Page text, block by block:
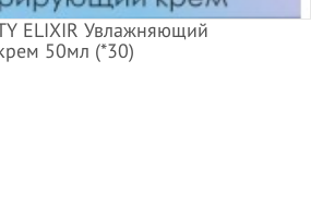
ELIXIR Увлажняющий
50мл (*30)